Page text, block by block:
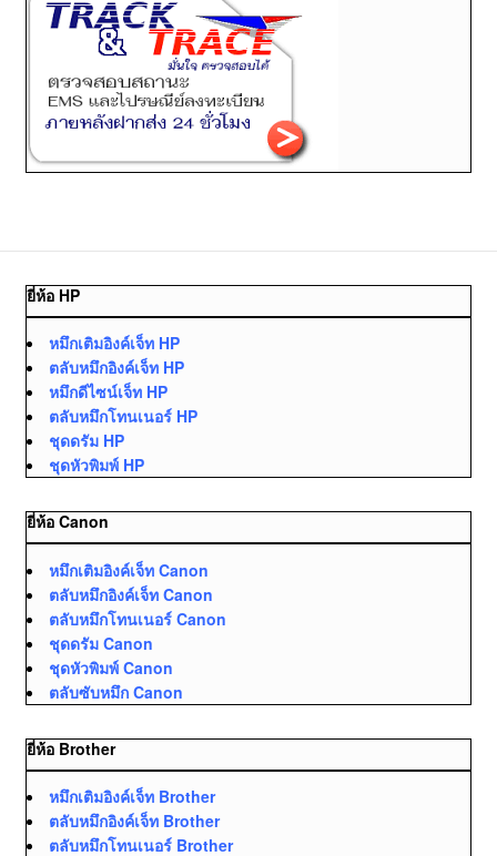
ยี่ห้อ HP
หมึกเติมอิงค์เจ็ท HP
ตลับหมึกอิงค์เจ็ท HP
หมึกดีไซน์เจ็ท HP
ตลับหมึกโทนเนอร์ HP
ชุดดรัม HP
ชุดหัวพิมพ์ HP
ยี่ห้อ Canon
หมึกเติมอิงค์เจ็ท Canon
ตลับหมึกอิงค์เจ็ท Canon
ตลับหมึกโทนเนอร์ Canon
ชุดดรัม Canon
ชุดหัวพิมพ์ Canon
ตลับซับหมึก Canon
ยี่ห้อ Brother
หมึกเติมอิงค์เจ็ท Brother
ตลับหมึกอิงค์เจ็ท Brother
ตลับหมึกโทนเนอร์ Brother